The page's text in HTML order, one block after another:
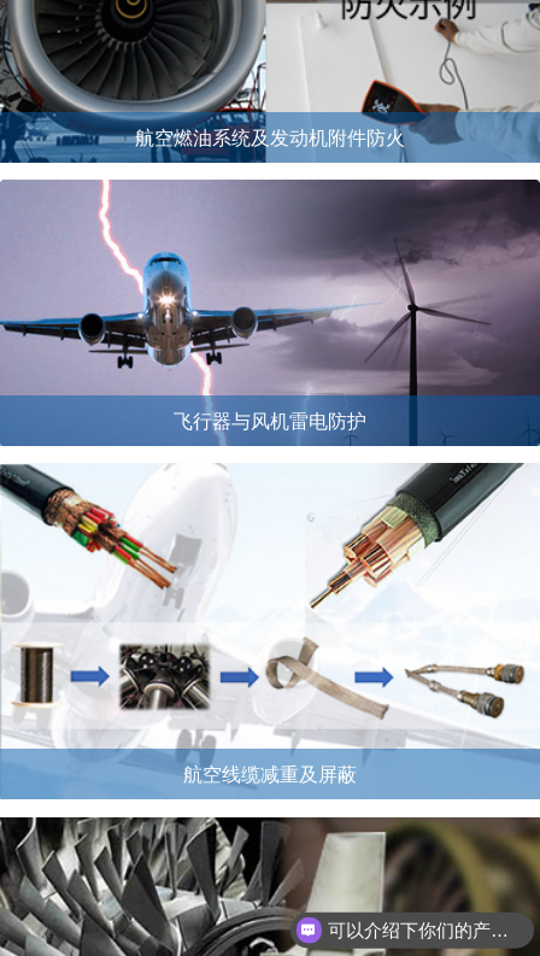
航空燃油系统及发动机附件防火
飞行器与风机雷电防护
航空线缆减重及屏蔽
可以介绍下你们的产品么？
如何购买产品？